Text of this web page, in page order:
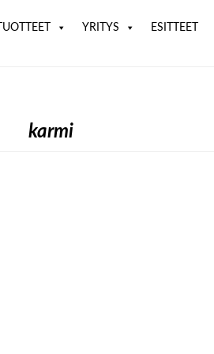
TUOTTEET YRITYS ESITTEET
karmi